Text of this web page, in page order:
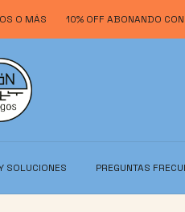
10% OFF ABONANDO CON
SOLUCIONES PREGUNTAS